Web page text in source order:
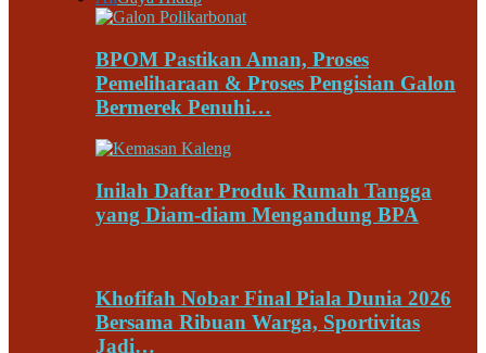
BPOM Pastikan Aman, Proses
Pemeliharaan & Proses Pengisian Galon
Bermerek Penuhi…
Inilah Daftar Produk Rumah Tangga
yang Diam-diam Mengandung BPA
Khofifah Nobar Final Piala Dunia 2026
Bersama Ribuan Warga, Sportivitas
Jadi…